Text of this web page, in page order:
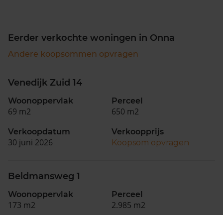
Eerder verkochte woningen in Onna
Andere koopsommen opvragen
Venedijk Zuid 14
Woonoppervlak
69 m2
Perceel
650 m2
Verkoopdatum
30 juni 2026
Verkoopprijs
Koopsom opvragen
Beldmansweg 1
Woonoppervlak
173 m2
Perceel
2.985 m2